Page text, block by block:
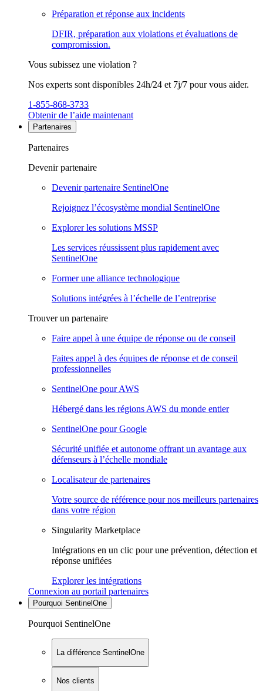
Préparation et réponse aux incidents
DFIR, préparation aux violations et évaluations de
compromission.
Vous subissez une violation ?
Nos experts sont disponibles 24h/24 et 7j/7 pour vous aider.
1-855-868-3733
Obtenir de l’aide maintenant
Partenaires
Partenaires
Devenir partenaire
Devenir partenaire SentinelOne
Rejoignez l’écosystème mondial SentinelOne
Explorer les solutions MSSP
Les services réussissent plus rapidement avec
SentinelOne
Former une alliance technologique
Solutions intégrées à l’échelle de l’entreprise
Trouver un partenaire
Faire appel à une équipe de réponse ou de conseil
Faites appel à des équipes de réponse et de conseil
professionnelles
SentinelOne pour AWS
Hébergé dans les régions AWS du monde entier
SentinelOne pour Google
Sécurité unifiée et autonome offrant un avantage aux
défenseurs à l’échelle mondiale
Localisateur de partenaires
Votre source de référence pour nos meilleurs partenaires
dans votre région
Singularity Marketplace
Intégrations en un clic pour une prévention, détection et
réponse unifiées
Explorer les intégrations
Connexion au portail partenaires
Pourquoi SentinelOne
Pourquoi SentinelOne
La différence SentinelOne
Nos clients